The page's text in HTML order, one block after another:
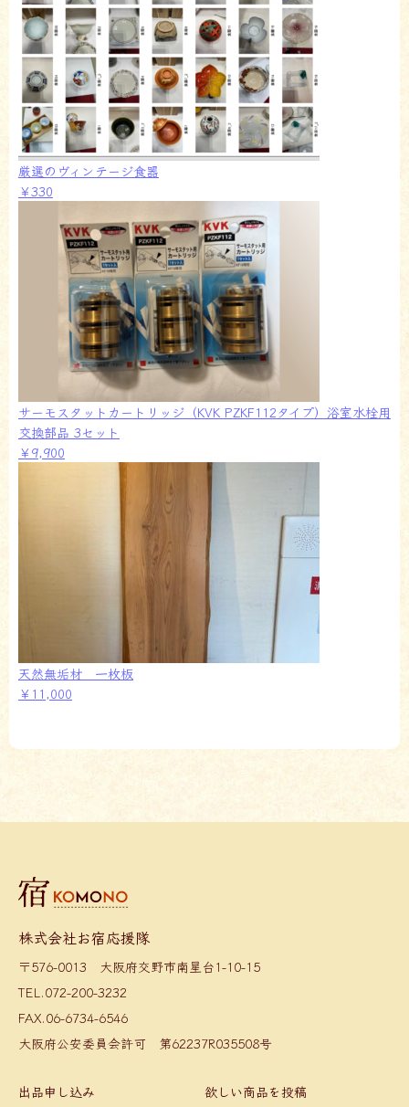
厳選のヴィンテージ食器
￥330
サーモスタットカートリッジ（KVK PZKF112タイプ）浴室水栓用
交換部品 3セット
￥9,900
天然無垢材 一枚板
￥11,000
株式会社お宿応援隊
〒576-0013 大阪府交野市南星台1-10-15
TEL.072-200-3232
FAX.06-6734-6546
大阪府公安委員会許可 第62237R035508号
出品申し込み 欲しい商品を投稿